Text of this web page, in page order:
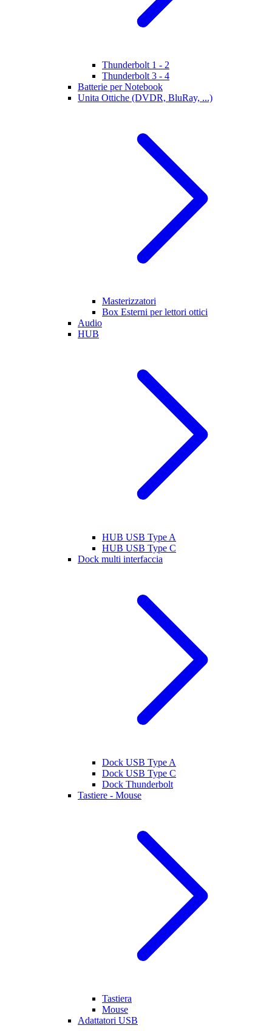
Thunderbolt 1 - 2
Thunderbolt 3 - 4
Batterie per Notebook
Unita Ottiche (DVDR, BluRay, ...)
Masterizzatori
Box Esterni per lettori ottici
Audio
HUB
HUB USB Type A
HUB USB Type C
Dock multi interfaccia
Dock USB Type A
Dock USB Type C
Dock Thunderbolt
Tastiere - Mouse
Tastiera
Mouse
Adattatori USB